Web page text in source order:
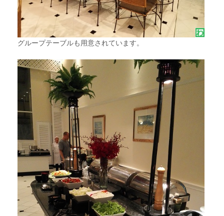
グループテーブルも用意されています。